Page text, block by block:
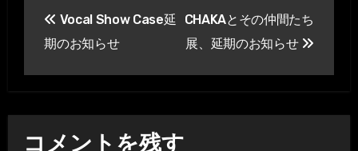
稿
ゲ
Vocal Show Case延
期のお知らせ
CHAKAとその仲間たち
展、延期のお知らせ
コメントを残す